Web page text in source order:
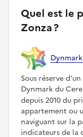
Quel est le
Zonza ?
Dynmark
Sous réserve
Dynmark du
depuis 2010 du
appartement ou
naviguant sur la
indicateurs de la